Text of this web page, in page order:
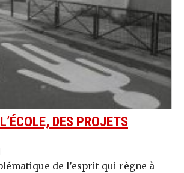
DES PROJETS
de l’esprit qui règne à